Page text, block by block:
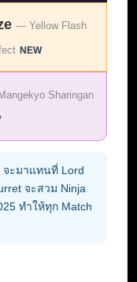
— Yellow Flash
NEW
Sharingan
จะมาแทนที่ Lord
จะสวม Ninja
ทำให้ทุก Match